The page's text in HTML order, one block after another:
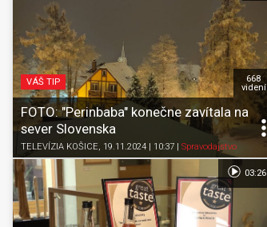
VÁŠ TIP
FOTO: "Perinbaba" konečne zavítala na
sever Slovenska
TELEVÍZIA KOŠICE, 19.11.2024 | 10:37 | Spravodajstvo
668
videní
03:26